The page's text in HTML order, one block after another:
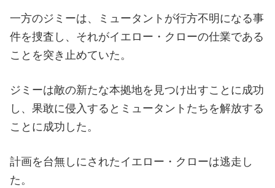
一方のジミーは、ミュータントが行方不明になる事
件を捜査し、それがイエロー・クローの仕業である
ことを突き止めていた。
ジミーは敵の新たな本拠地を見つけ出すことに成功
し、果敢に侵入するとミュータントたちを解放する
ことに成功した。
計画を台無しにされたイエロー・クローは逃走し
た。